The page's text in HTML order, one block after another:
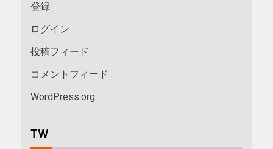
登録
ログイン
投稿フィード
コメントフィード
WordPress.org
TW